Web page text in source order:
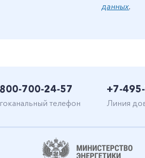
данных.
700-24-57
телефон
+7-
Линия